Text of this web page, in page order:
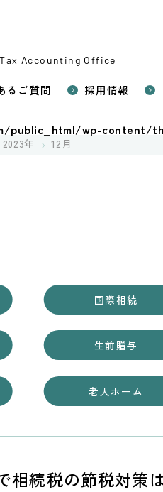
Accounting Office
るご質問 採用情報
public_html/wp-content/
2023年 12月
国際相続
生前贈与
老人ホーム
相続税の節税対策